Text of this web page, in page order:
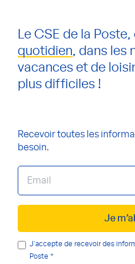
Le CSE de la Poste,
quotidien, dans les
vacances et de
plus difficiles !
Recevoir toutes les
besoin.
Je
J'accepte de recevoir des
Poste